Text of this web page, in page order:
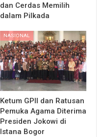
dan Cerdas Memilih
dalam Pilkada
NASIONAL
Ketum GPII dan Ratusan
Pemuka Agama Diterima
Presiden Jokowi di
Istana Bogor